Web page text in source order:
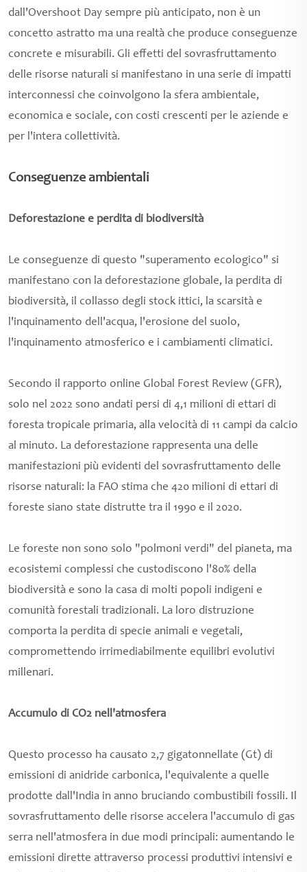
dall'Overshoot Day sempre più anticipato, non è un
concetto astratto ma una realtà che produce conseguenze
concrete e misurabili. Gli effetti del sovrasfruttamento
delle risorse naturali si manifestano in una serie di impatti
interconnessi che coinvolgono la sfera ambientale,
economica e sociale, con costi crescenti per le aziende e
per l'intera collettività.
Conseguenze ambientali
Deforestazione e perdita di biodiversità
Le conseguenze di questo "superamento ecologico" si
manifestano con la deforestazione globale, la perdita di
biodiversità, il collasso degli stock ittici, la scarsità e
l'inquinamento dell'acqua, l'erosione del suolo,
l'inquinamento atmosferico e i cambiamenti climatici.
Secondo il rapporto online Global Forest Review (GFR),
solo nel 2022 sono andati persi di 4,1 milioni di ettari di
foresta tropicale primaria, alla velocità di 11 campi da calcio
al minuto. La deforestazione rappresenta una delle
manifestazioni più evidenti del sovrasfruttamento delle
risorse naturali: la FAO stima che 420 milioni di ettari di
foreste siano state distrutte tra il 1990 e il 2020.
Le foreste non sono solo "polmoni verdi" del pianeta, ma
ecosistemi complessi che custodiscono l'80% della
biodiversità e sono la casa di molti popoli indigeni e
comunità forestali tradizionali. La loro distruzione
comporta la perdita di specie animali e vegetali,
compromettendo irrimediabilmente equilibri evolutivi
millenari.
Accumulo di CO2 nell'atmosfera
Questo processo ha causato 2,7 gigatonnellate (Gt) di
emissioni di anidride carbonica, l'equivalente a quelle
prodotte dall'India in anno bruciando combustibili fossili. Il
sovrasfruttamento delle risorse accelera l'accumulo di gas
serra nell'atmosfera in due modi principali: aumentando le
emissioni dirette attraverso processi produttivi intensivi e